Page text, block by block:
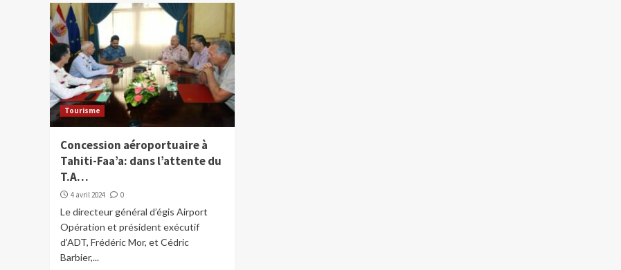
Tourisme
Concession aéroportuaire à
Tahiti-Faa’a: dans l’attente du
T.A…
4 avril 2024 0
Le directeur général d’égis Airport
Opération et président exécutif
d’ADT, Frédéric Mor, et Cédric
Barbier,...